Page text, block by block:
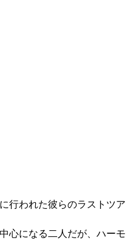
行われた彼らのラストツア
心になる二人だが、ハーモ